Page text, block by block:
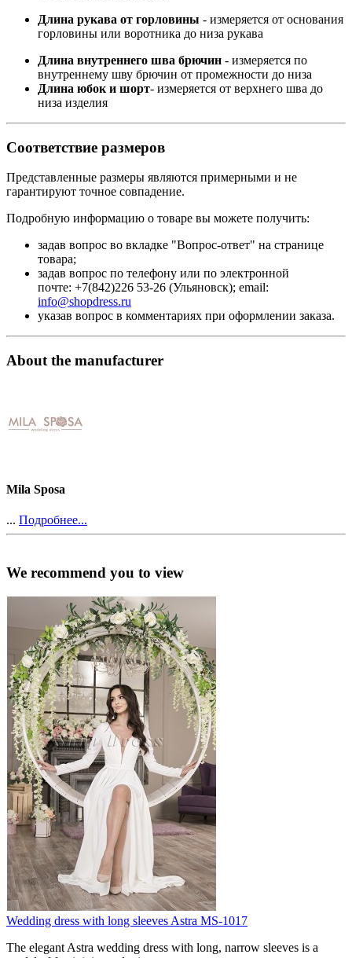
Длина рукава от горловины - измеряется от основания
горловины или воротника до низа рукава
Длина внутреннего шва брючин - измеряется по
внутреннему шву брючин от промежности до низа
Длина юбок и шорт- измеряется от верхнего шва до
низа изделия
Соответствие размеров
Представленные размеры являются примерными и не
гарантируют точное совпадение.
Подробную информацию о товаре вы можете получить:
задав вопрос во вкладке "Вопрос-ответ" на странице
товара;
задав вопрос по телефону или по электронной
почте: +7(842)226 53-26 (Ульяновск); email:
info@shopdress.ru
указав вопрос в комментариях при оформлении заказа.
About the manufacturer
Mila Sposa
... Подробнее...
We recommend you to view
Wedding dress with long sleeves Astra MS-1017
The elegant Astra wedding dress with long, narrow sleeves is a